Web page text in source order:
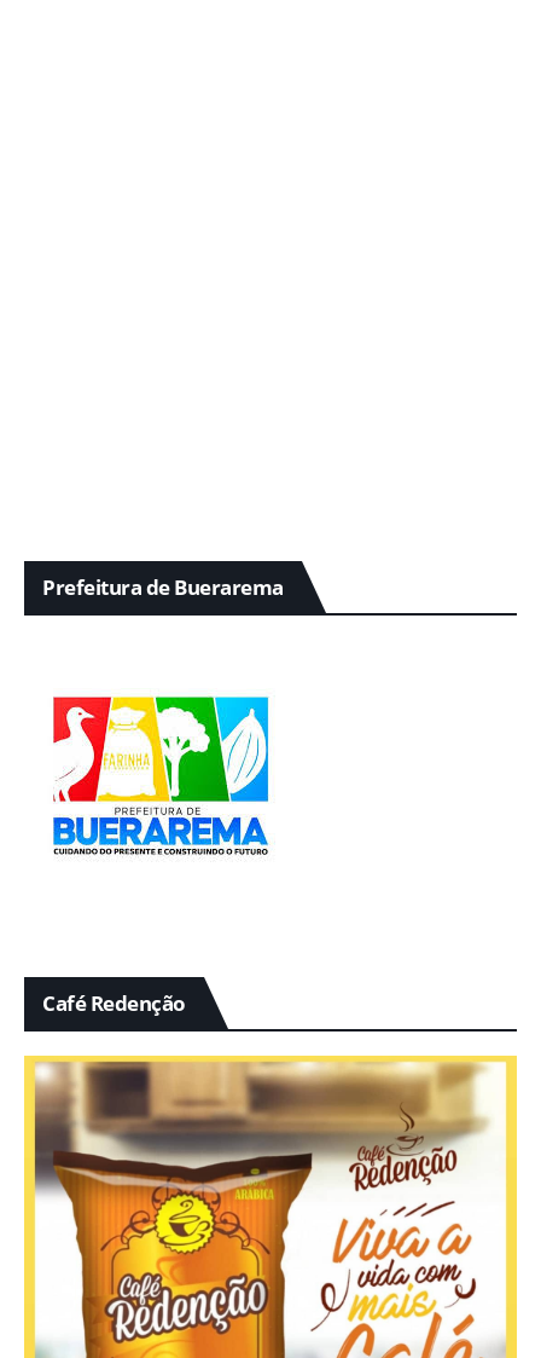
Prefeitura de Buerarema
Café Redenção